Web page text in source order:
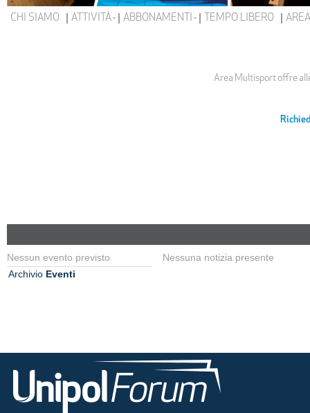
CHI SIAMO ATTIVITÀ ABBONAMENTI TEMPO LIBERO
Area Multisport offre
Nessun evento previsto
Archivio Eventi
Nessuna notizia presente